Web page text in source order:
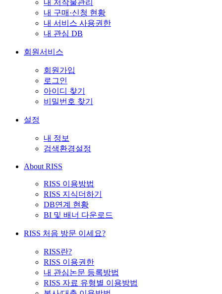
내 저작물관리
내 구매·신청 현황
내 서비스 사용권한
내 관심 DB
회원서비스
회원가입
로그인
아이디 찾기
비밀번호 찾기
설정
내 정보
검색환경설정
About RISS
RISS 이용방법
RISS 지식더하기
DB연계 현황
BI 및 배너 다운로드
RISS 처음 방문 이세요?
RISS란?
RISS 이용권한
내 관심논문 등록방법
RISS 자료 유형별 이용방법